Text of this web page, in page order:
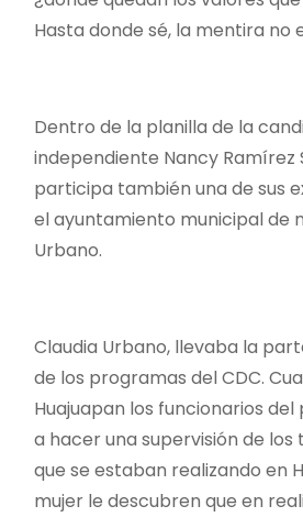
Hasta donde sé, la mentira no
Dentro de la planilla de la
independiente Nancy Ramírez
participa también una de sus
el ayuntamiento municipal de
Urbano.
Claudia Urbano, llevaba la
de los programas del CDC.
Huajuapan los funcionarios
a hacer una supervisión de los
que se estaban realizando en
mujer le descubren que en